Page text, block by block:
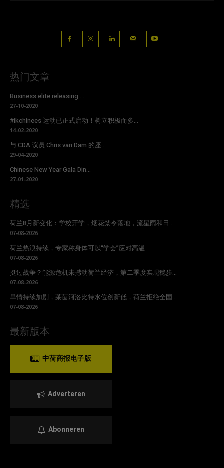
热门文章
Business elite releasing ...
27-10-2020
#ikchinees 运动已正式启动！树立积极而多...
14-02-2020
与 CDA 议员 Chris van Dam 的座...
29-04-2020
Chinese New Year Gala Din...
27-01-2020
精选
荷兰8月新变化：学校开学，烟花禁令落地，流星雨和日...
07-08-2026
荷兰热浪持续，专家称身体可以“学会”应对高温
07-08-2026
挺过战争？能源危机未撼动荷兰经济，第二季度实现稳步...
07-08-2026
旱情持续加剧，莱茵河洛比特水位创新低，荷兰拒绝全国...
07-08-2026
最新版本
中荷商报电子版
Adverteren
Abonneren